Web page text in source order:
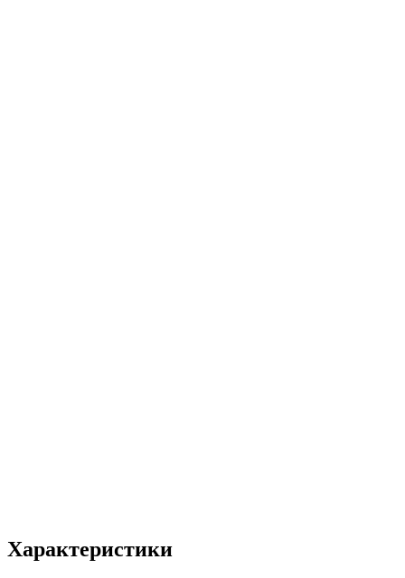
Характеристики